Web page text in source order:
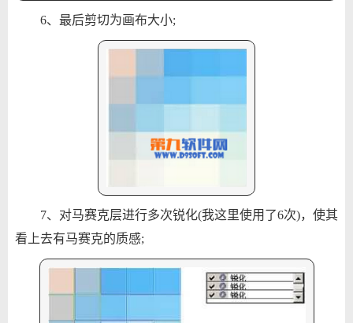
6、最后剪切为画布大小;
7、对马赛克层进行多次锐化(我这里使用了6次)，使其
看上去有马赛克的质感;